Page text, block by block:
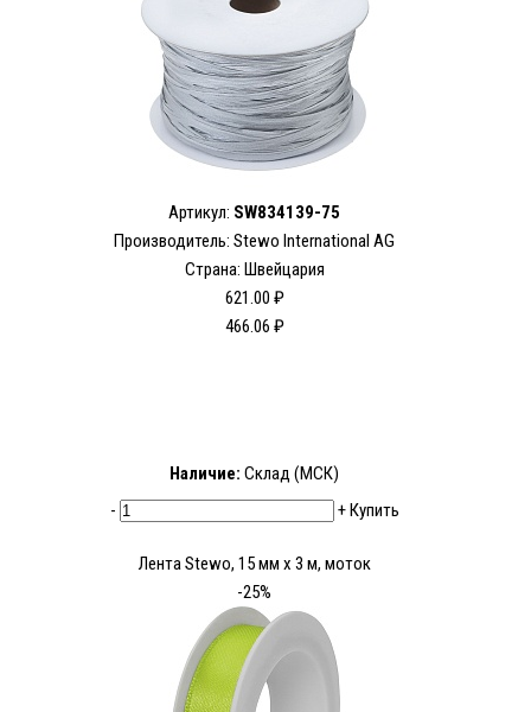
Артикул: SW834139-75
Производитель: Stewo International AG
Страна: Швейцария
621.00 ₽
466.06 ₽
Наличие: Склад (МСК)
-
+Купить
Лента Stewo, 15 мм х 3 м, моток
-25%